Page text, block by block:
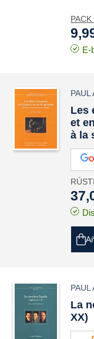
E-
PAUL
Les
et
à la
PAUL
La
XX)